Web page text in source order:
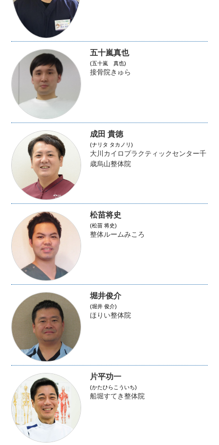
五十嵐真也
(五十嵐 真也)
接骨院きゅら
成田 貴徳
(ナリタ タカノリ)
大川カイロプラクティックセンター千
歳烏山整体院
松苗将史
(松苗 将史)
整体ルームみころ
堀井俊介
(堀井 俊介)
ほりい整体院
片平功一
(かたひらこういち)
船堀すてき整体院